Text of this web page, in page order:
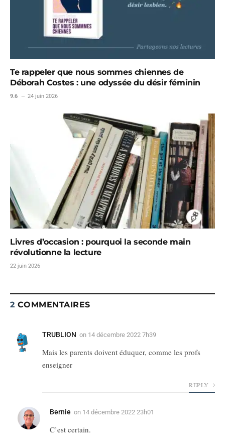
Te rappeler que nous sommes chiennes de
Déborah Costes : une odyssée du désir féminin
9.6 24 juin 2026
Livres d’occasion : pourquoi la seconde main
révolutionne la lecture
22 juin 2026
2 COMMENTAIRES
TRUBLION on 14 décembre 2022 7h39
Mais les parents doivent éduquer, comme les profs
enseigner
REPLY
Bernie on 14 décembre 2022 23h01
C’est certain.